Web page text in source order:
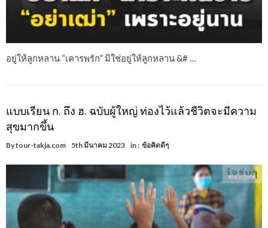
อยู่ให้ลูกหลาน “เคารพรัก” มิใช่อยู่ให้ลูกหลาน &# …
แบบเรียน ก. ถึง ฮ. ฉบับผู้ใหญ่ ท่องไว้แล้วชีวิตจะมีความ
สุขมากขึ้น
Bytour-takja.com 5th มีนาคม 2023 in : ข้อคิดดีๆ